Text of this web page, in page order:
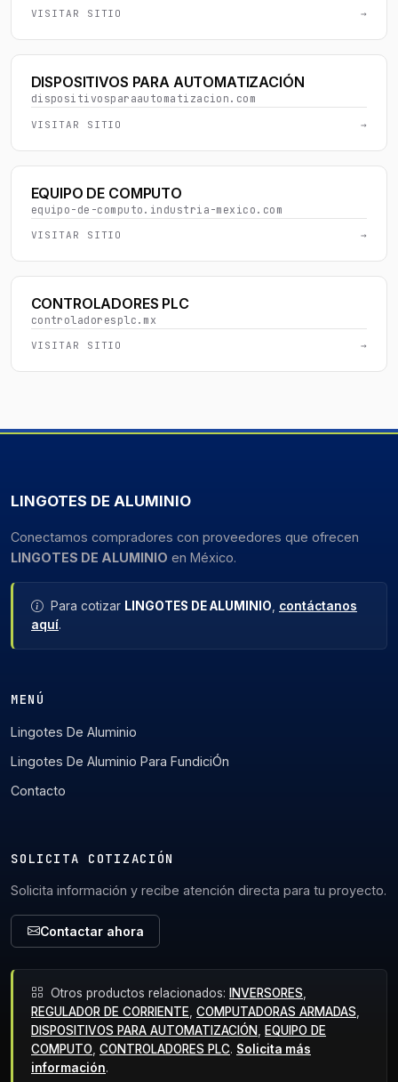
VISITAR SITIO →
DISPOSITIVOS PARA AUTOMATIZACIÓN
dispositivosparaautomatizacion.com
VISITAR SITIO →
EQUIPO DE COMPUTO
equipo-de-computo.industria-mexico.com
VISITAR SITIO →
CONTROLADORES PLC
controladoresplc.mx
VISITAR SITIO →
LINGOTES DE ALUMINIO
Conectamos compradores con proveedores que ofrecen
LINGOTES DE ALUMINIO en México.
Para cotizar LINGOTES DE ALUMINIO, contáctanos
aquí.
MENÚ
Lingotes De Aluminio
Lingotes De Aluminio Para FundiciÓn
Contacto
SOLICITA COTIZACIÓN
Solicita información y recibe atención directa para tu proyecto.
Contactar ahora
Otros productos relacionados: INVERSORES
REGULADOR DE CORRIENTE COMPUTADORAS ARMADAS
DISPOSITIVOS PARA AUTOMATIZACIÓN
EQUIPO DE
COMPUTO CONTROLADORES PLC. Solicita más
información.